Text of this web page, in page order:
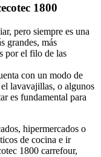
1800
pero siempre es una
grandes, más
por el filo de las
con un modo de
lavavajillas, o algunos
es fundamental para
hipermercados o
de cocina e ir
1800 carrefour,